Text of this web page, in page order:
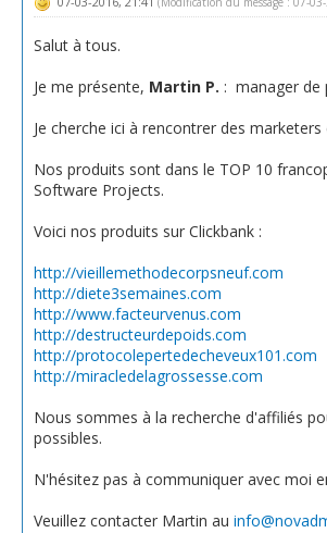
Salut à tous.
Je me présente, Martin P. : manager de
Je cherche ici à rencontrer des
Nos produits sont dans le TOP 10
Software Projects.
Voici nos produits sur Clickbank :
http://vieillemethodecorpsneuf.com
http://diete3semaines.com
http://www.facteurvenus.com
http://destructeurdepoids.com
http://protocolepertedecheveux101.com
http://miracledelagrossesse.com
Nous sommes à la recherche d'affiliés
possibles.
N'hésitez pas à communiquer avec moi
Veuillez contacter Martin au